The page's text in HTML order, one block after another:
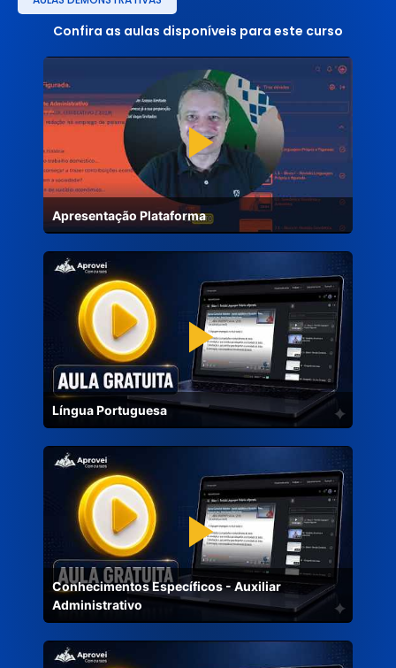
Confira as aulas disponíveis para este curso
Apresentação Plataforma
Língua Portuguesa
Conhecimentos Específicos - Auxiliar
Administrativo